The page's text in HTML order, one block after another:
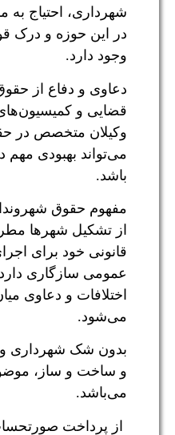
شهرداری، احتیاج به
در این حوزه و درک
وجود دارد.
دعاوی و دفاع از حقوق
قضایی و کمیسیون‌های
وکیلان متخصص در
می‌تواند بهبودی مهم
باشد.
مفهوم حقوق
از تشکیل شهرها
قانونی خود برای
عمومی سازگاری دارد و
اختلافات و دعاوی
می‌شود.
بدون شک شهرداری و
و ساخت و ساز،
می‌باشد.
از پرداخت